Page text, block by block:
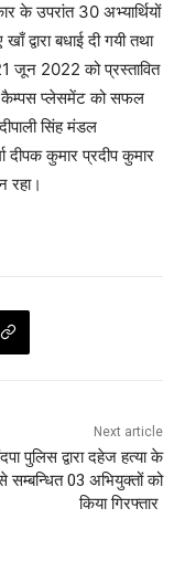
के उपरांत 30 अभ्यार्थियों
द्वारा बधाई दी गयी तथा
जून 2022 को प्रस्तावित
कैम्पस प्लेसमेंट को सफल
सिंह मंडल
दीपक कुमार प्रदीप कुमार
रहा।
Next article
पुलिस द्वारा दहेज हत्या के
03 अभियुक्तों को
किया गिरफ्तार